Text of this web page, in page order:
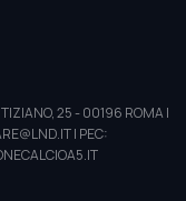
25 - 00196 ROMA |
| PEC: